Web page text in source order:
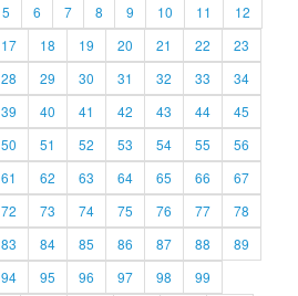
5 6 7 8 9 10 11
12
17 18 19 20 21 22
23
28 29 30 31 32 33
34
39 40 41 42 43 44
45
50 51 52 53 54 55
56
61 62 63 64 65 66
67
72 73 74 75 76 77
78
83 84 85 86 87 88
89
94 95 96 97 98
99